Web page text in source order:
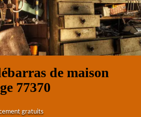
de maison
77370
gratuits